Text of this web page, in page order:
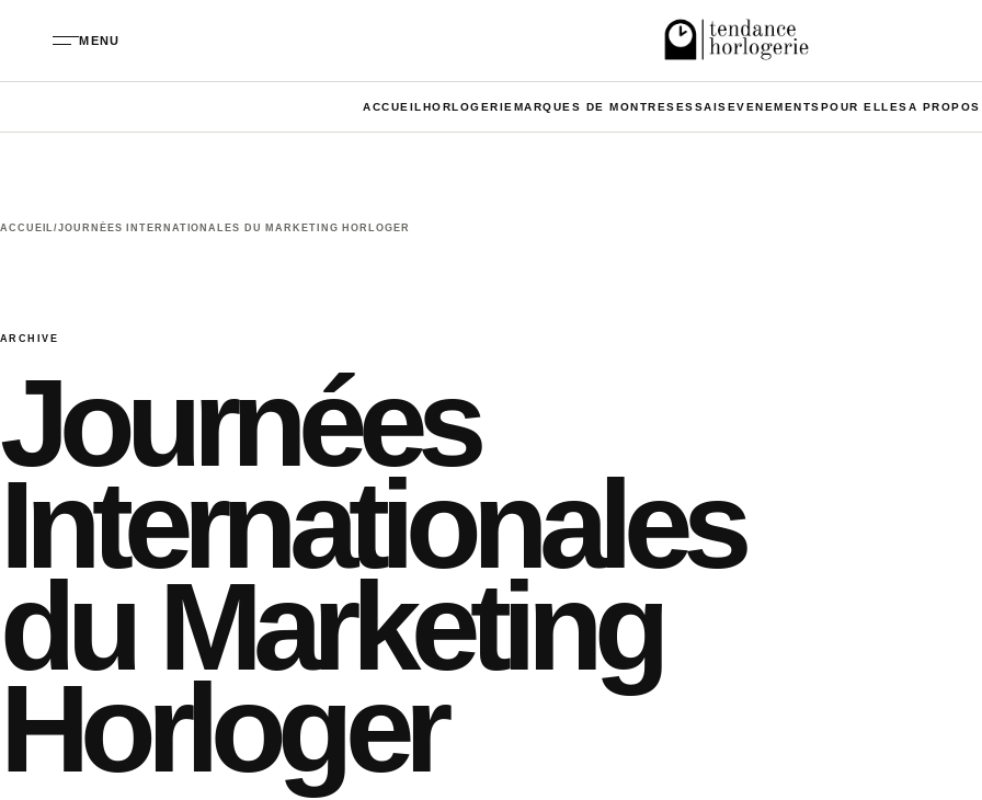
MENU
ACCUEIL HORLOGERIE MARQUES DE MONTRESESSAISEVENEMENTSPOUR ELLESA
ACCUEIL/JOURNÉES INTERNATIONALES DU MARKETING HORLOGER
ARCHIVE
Journées
Internationales
du Marketing
Horloger